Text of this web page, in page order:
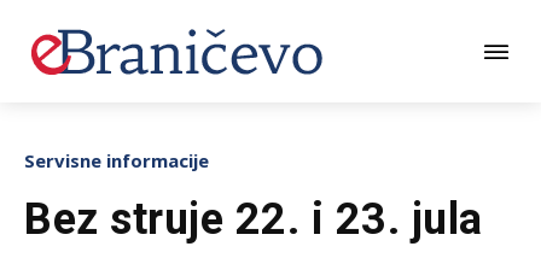
Servisne informacije
Bez struje 22. i 23. jula